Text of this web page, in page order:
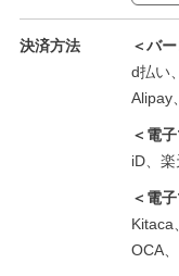
決済方法
＜バ
d払い
Alipay
＜電
iD、
＜電
Kitaca
OCA